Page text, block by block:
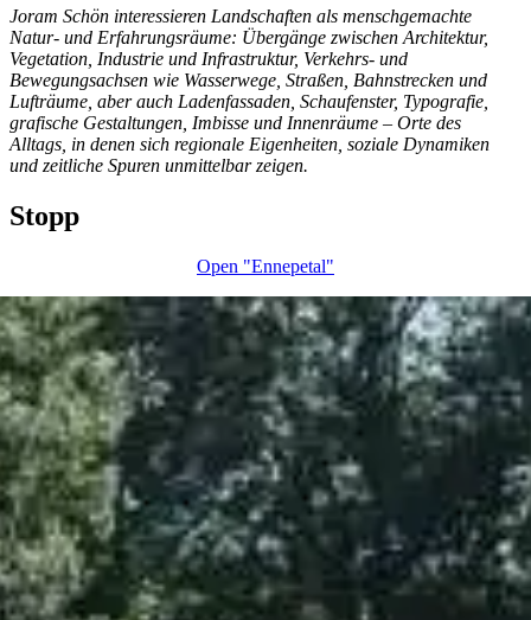
Joram Schön interessieren Landschaften als menschgemachte
Natur- und Erfahrungsräume: Übergänge zwischen Architektur,
Vegetation, Industrie und Infrastruktur, Verkehrs- und
Bewegungsachsen wie Wasserwege, Straßen, Bahnstrecken und
Lufträume, aber auch Ladenfassaden, Schaufenster, Typografie,
grafische Gestaltungen, Imbisse und Innenräume – Orte des
Alltags, in denen sich regionale Eigenheiten, soziale Dynamiken
und zeitliche Spuren unmittelbar zeigen.
Stopp
Open "Ennepetal"